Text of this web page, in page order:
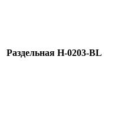
Раздельная H-0203-BL